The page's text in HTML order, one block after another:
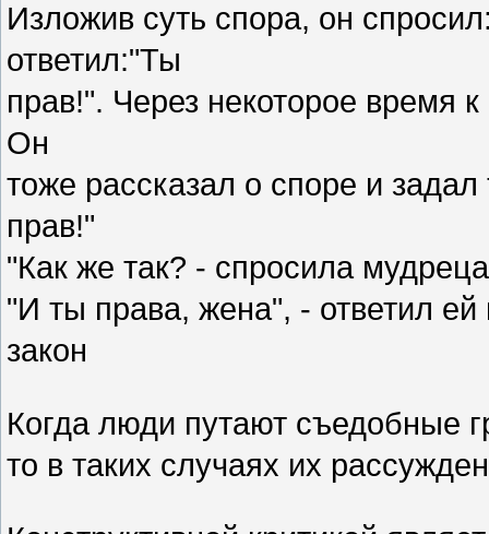
Изложив суть спора, он
ответил:"Ты
прав!". Через некоторое время
Он
тоже рассказал о споре и
прав!"
"Как же так? - спросила
"И ты права, жена", - ответил
закон
Когда люди путают съедобные
то в таких случаях их